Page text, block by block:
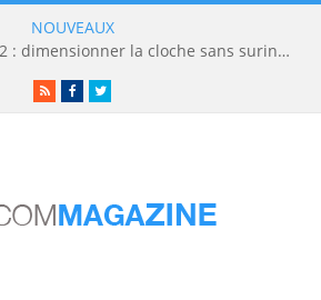
NOUVEAUX
Boxer 30 ou Boxer 42 : dimensionner la cloche sans surinvestir
RSSFacebookTwitter